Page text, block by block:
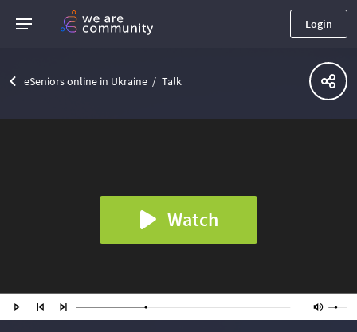
Login
eSeniors online in Ukraine Talk
Watch